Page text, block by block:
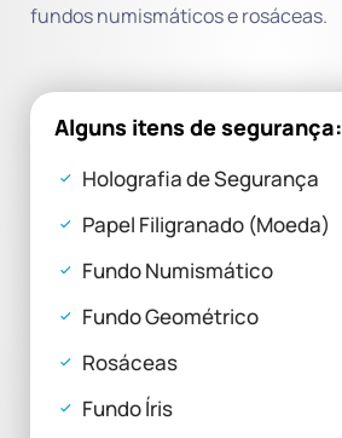
fundos numismáticos e rosáceas.
Alguns itens de segurança:
Holografia de Segurança
Papel Filigranado (Moeda)
Fundo Numismático
Fundo Geométrico
Rosáceas
Fundo Íris